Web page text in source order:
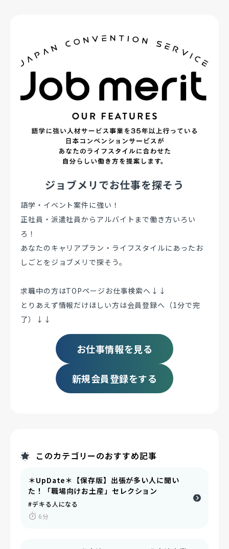
ジョブメリでお仕事を探そう
語学・イベント案件に強い！
正社員・派遣社員からアルバイトまで働き方いろい
ろ！
あなたのキャリアプラン・ライフスタイルにあったお
しごとをジョブメリで探そう。
求職中の方はTOPページお仕事検索へ↓↓
とりあえず情報だけほしい方は会員登録へ（1分で完
了）↓↓
お仕事情報を見る
新規会員登録をする
このカテゴリーのおすすめ記事
＊UpDate＊【保存版】出張が多い人に聞い
た！「職場向けお土産」セレクション
#デキる人になる
6分